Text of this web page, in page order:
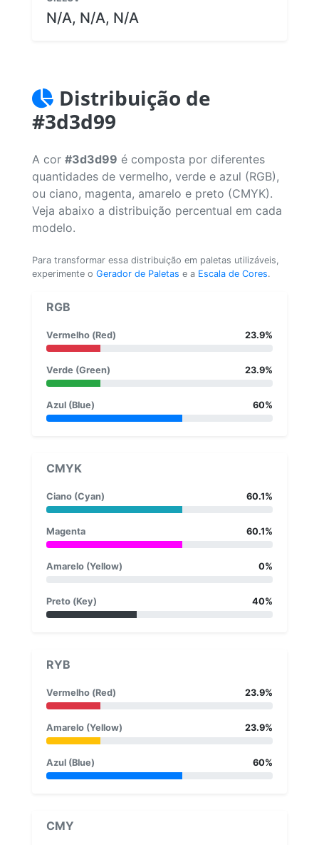
N/A, N/A, N/A
Distribuição de
#3d3d99
A cor #3d3d99 é composta por diferentes
quantidades de vermelho, verde e azul (RGB),
ou ciano, magenta, amarelo e preto (CMYK).
Veja abaixo a distribuição percentual em cada
modelo.
Para transformar essa distribuição em paletas utilizáveis,
experimente o Gerador de Paletas e a Escala de Cores.
RGB
Vermelho (Red) 23.9%
Verde (Green) 23.9%
Azul (Blue) 60%
CMYK
Ciano (Cyan) 60.1%
Magenta 60.1%
Amarelo (Yellow) 0%
Preto (Key) 40%
RYB
Vermelho (Red) 23.9%
Amarelo (Yellow) 23.9%
Azul (Blue) 60%
CMY